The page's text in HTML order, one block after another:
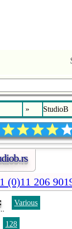
» StudioB
(0)11 206
Various
128